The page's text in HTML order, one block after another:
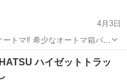
4月3日
トマ箱バン
み、あります。 フロントガラ
認ください。 現在車輌
DAIHATSU
ハイゼットトラッ